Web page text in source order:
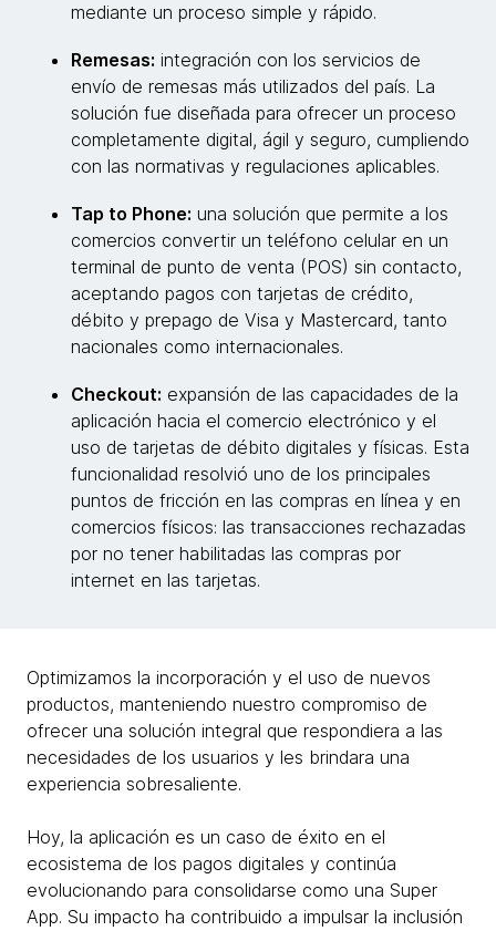
mediante un proceso simple y rápido.
Remesas: integración con los servicios de
envío de remesas más utilizados del país. La
solución fue diseñada para ofrecer un proceso
completamente digital, ágil y seguro, cumpliendo
con las normativas y regulaciones aplicables.
Tap to Phone: una solución que permite a los
comercios convertir un teléfono celular en un
terminal de punto de venta (POS) sin contacto,
aceptando pagos con tarjetas de crédito,
débito y prepago de Visa y Mastercard, tanto
nacionales como internacionales.
Checkout: expansión de las capacidades de la
aplicación hacia el comercio electrónico y el
uso de tarjetas de débito digitales y físicas. Esta
funcionalidad resolvió uno de los principales
puntos de fricción en las compras en línea y en
comercios físicos: las transacciones rechazadas
por no tener habilitadas las compras por
internet en las tarjetas.
Optimizamos la incorporación y el uso de nuevos
productos, manteniendo nuestro compromiso de
ofrecer una solución integral que respondiera a las
necesidades de los usuarios y les brindara una
experiencia sobresaliente.
Hoy, la aplicación es un caso de éxito en el
ecosistema de los pagos digitales y continúa
evolucionando para consolidarse como una Super
App. Su impacto ha contribuido a impulsar la inclusión